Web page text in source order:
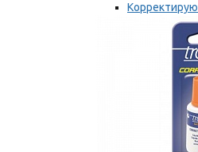
Мы рекомендуем